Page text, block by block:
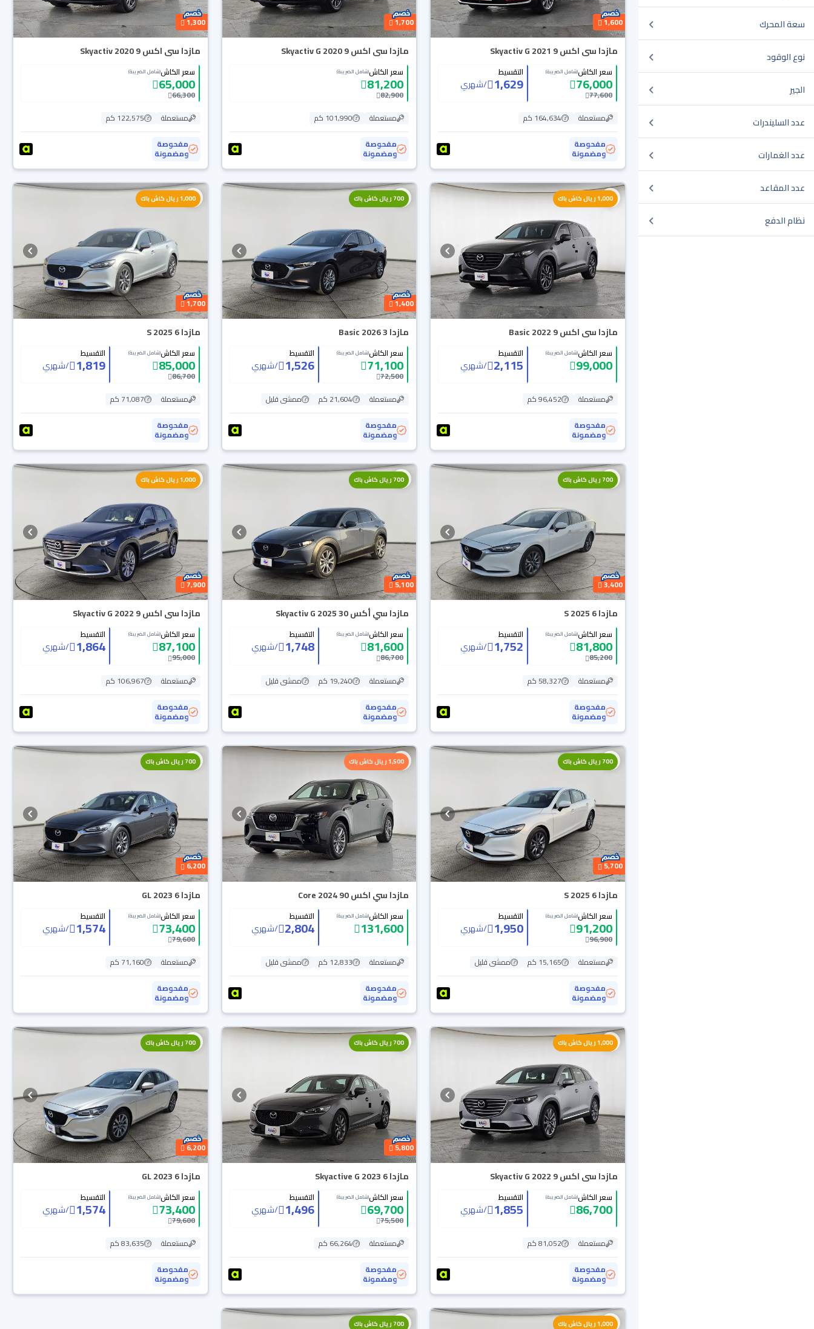
سعة المحرك
نوع الوقود
الجير
عدد السليندرات
عدد الغمارات
عدد المقاعد
نظام الدفع
1,600
مازدا سى اكس 9 Skyactiv G 2021
سعر الكاش(شامل الضريبة)
76,000
77,600
التقسيط
1,629
/شهري
مستعملة
164,634 كم
مفحوصة
ومضمونة
1,700
مازدا سى اكس 9 Skyactiv G 2020
سعر الكاش(شامل الضريبة)
81,200
82,900
مستعملة
101,990 كم
مفحوصة
ومضمونة
1,300
مازدا سى اكس 9 Skyactiv 2020
سعر الكاش(شامل الضريبة)
65,000
66,300
مستعملة
122,575 كم
مفحوصة
ومضمونة
1,000 ريال كاش باك
مازدا سى اكس 9 Basic 2022
سعر الكاش(شامل الضريبة)
99,000
التقسيط
2,115
/شهري
مستعملة
96,452 كم
مفحوصة
ومضمونة
700 ريال كاش باك
1,400
مازدا 3 Basic 2026
سعر الكاش(شامل الضريبة)
71,100
72,500
التقسيط
1,526
/شهري
مستعملة 21,604 كم
ممشى قليل
مفحوصة
ومضمونة
1,000 ريال كاش باك
1,700
مازدا 6 S 2025
سعر الكاش(شامل الضريبة)
85,000
86,700
التقسيط
1,819
/شهري
مستعملة
71,087 كم
مفحوصة
ومضمونة
700 ريال كاش باك
3,400
مازدا 6 S 2025
سعر الكاش(شامل الضريبة)
81,800
85,200
التقسيط
1,752
/شهري
مستعملة
58,327 كم
مفحوصة
ومضمونة
700 ريال كاش باك
5,100
مازدا سي أكس 30 Skyactiv G 2025
سعر الكاش(شامل الضريبة)
81,600
86,700
التقسيط
1,748
/شهري
مستعملة 19,240 كم
ممشى قليل
مفحوصة
ومضمونة
1,000 ريال كاش باك
7,900
مازدا سى اكس 9 Skyactiv G 2022
سعر الكاش(شامل الضريبة)
87,100
95,000
التقسيط
1,864
/شهري
مستعملة
106,967 كم
مفحوصة
ومضمونة
700 ريال كاش باك
5,700
مازدا 6 S 2025
سعر الكاش(شامل الضريبة)
91,200
96,900
التقسيط
1,950
/شهري
مستعملة 15,165 كم
ممشى قليل
مفحوصة
ومضمونة
1,500 ريال كاش باك
مازدا سي اكس 90 Core 2024
سعر الكاش(شامل الضريبة)
131,600
التقسيط
2,804
/شهري
مستعملة 12,833 كم
ممشى قليل
مفحوصة
ومضمونة
700 ريال كاش باك
6,200
مازدا 6 GL 2023
سعر الكاش(شامل الضريبة)
73,400
79,600
التقسيط
1,574
/شهري
مستعملة
71,160 كم
مفحوصة
ومضمونة
1,000 ريال كاش باك
مازدا سى اكس 9 Skyactiv G 2022
سعر الكاش(شامل الضريبة)
86,700
التقسيط
1,855
/شهري
مستعملة
81,052 كم
مفحوصة
ومضمونة
700 ريال كاش باك
5,800
مازدا 6 Skyactive G 2023
سعر الكاش(شامل الضريبة)
69,700
75,500
التقسيط
1,496
/شهري
مستعملة
66,264 كم
مفحوصة
ومضمونة
700 ريال كاش باك
6,200
مازدا 6 GL 2023
سعر الكاش(شامل الضريبة)
73,400
79,600
التقسيط
1,574
/شهري
مستعملة
83,635 كم
مفحوصة
ومضمونة
1,000 ريال كاش باك 700 ريال كاش باك